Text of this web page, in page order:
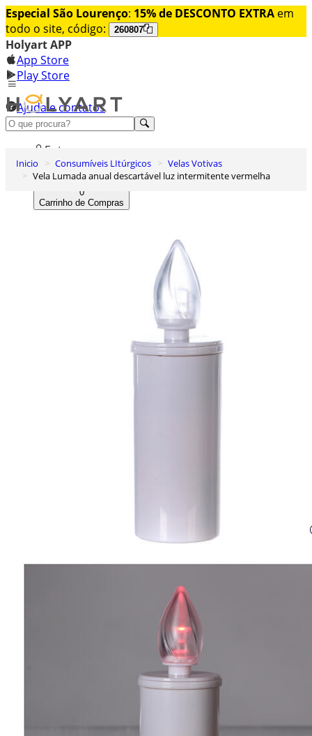
Especial São Lourenço: 15% de DESCONTO EXTRA em
todo o site, código:
260807
Holyart APP
App Store
Play Store
Ajuda e contatos
Conheça premium
Entrar
Lista de Desejos
0
Carrinho de Compras
Inicio Consumíveis LItúrgicos
Velas Votivas
Vela Lumada anual descartável luz intermitente vermelha